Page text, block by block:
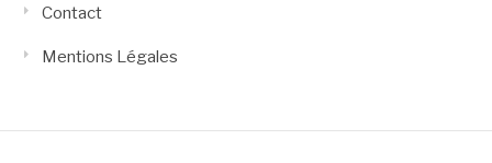
Contact
Mentions Légales